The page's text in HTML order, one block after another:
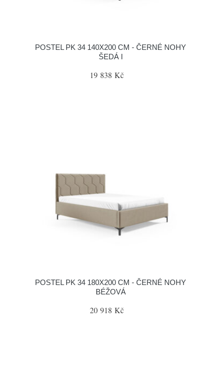
POSTEL PK 34 140X200 CM - ČERNÉ NOHY
ŠEDÁ I
19 838 Kč
POSTEL PK 34 180X200 CM - ČERNÉ NOHY
BÉŽOVÁ
20 918 Kč